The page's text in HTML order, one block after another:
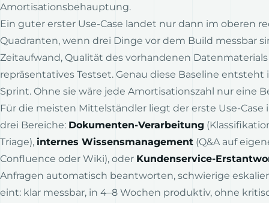
Amortisationsbehauptung.
Ein guter erster Use-Case landet nur dann im oberen
Quadranten, wenn drei Dinge vor dem Build messbar
Zeitaufwand, Qualität des vorhandenen
repräsentatives Testset. Genau diese Baseline entsteht
Sprint. Ohne sie wäre jede Amortisationszahl nur eine
Für die meisten Mittelständler liegt der erste Use-Case
drei Bereiche: Dokumenten-Verarbeitung
Triage), internes Wissensmanagement (Q&A auf
Confluence oder Wiki), oder Kundenservice-
Anfragen automatisch beantworten, schwierige
eint: klar messbar, in 4–8 Wochen produktiv, ohne